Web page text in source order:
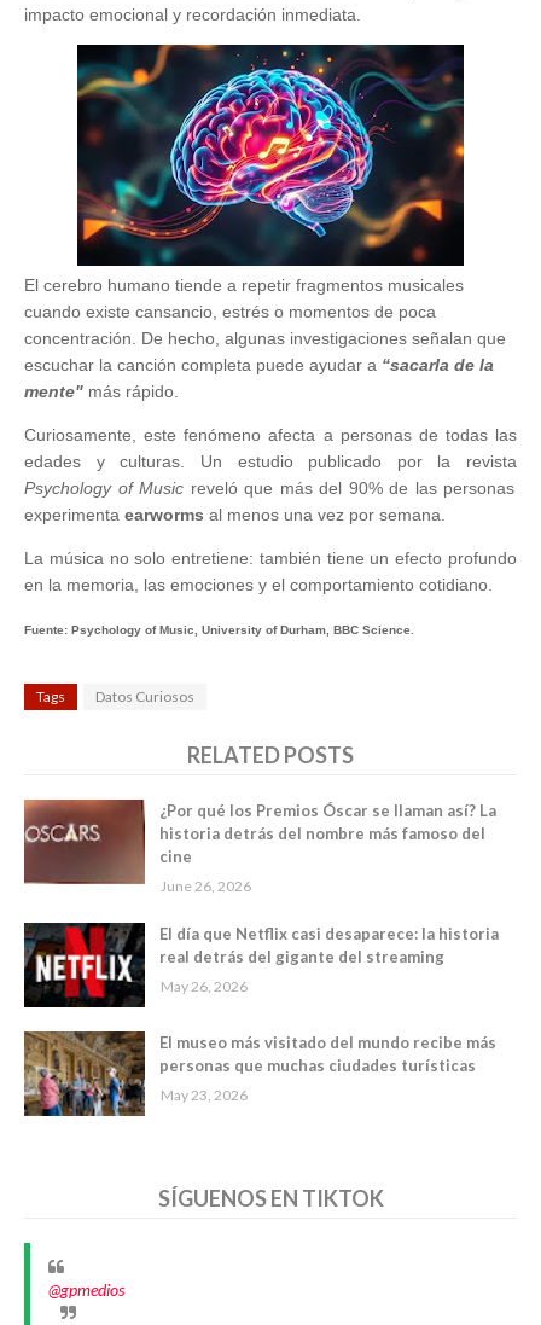
impacto emocional y recordación inmediata.
El cerebro humano tiende a repetir fragmentos musicales
cuando existe cansancio, estrés o momentos de poca
concentración. De hecho, algunas investigaciones señalan que
escuchar la canción completa puede ayudar a “sacarla de la
mente" más rápido.
Curiosamente, este fenómeno afecta a personas de todas las
edades y culturas. Un estudio publicado por la revista
Psychology of Music reveló que más del 90% de las personas
experimenta earworms al menos una vez por semana.
La música no solo entretiene: también tiene un efecto profundo
en la memoria, las emociones y el comportamiento cotidiano.
Fuente: Psychology of Music, University of Durham, BBC Science.
Tags Datos Curiosos
RELATED POSTS
¿Por qué los Premios Óscar se llaman así? La
historia detrás del nombre más famoso del
cine
June 26, 2026
El día que Netflix casi desaparece: la historia
real detrás del gigante del streaming
May 26, 2026
El museo más visitado del mundo recibe más
personas que muchas ciudades turísticas
May 23, 2026
SÍGUENOS EN TIKTOK
@gpmedios